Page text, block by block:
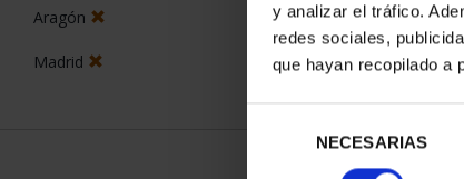
y analizar el tráfico.
redes sociales,
que hayan recopilado a
consentimiento
NECESARIAS
Aragón
Madrid